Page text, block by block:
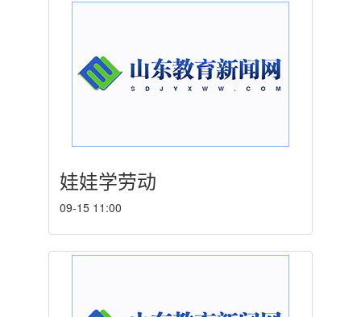
娃娃学劳动
09-15 11:00